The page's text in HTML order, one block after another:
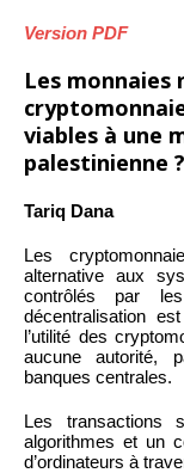
Version PDF
Les monnaies
viables à une
palestinienne ?
Tariq Dana
Les
alternative aux
contrôlés par
décentralisation
l’utilité des
aucune autorité,
banques centrales.
Les transactions
algorithmes et un
d’ordinateurs à